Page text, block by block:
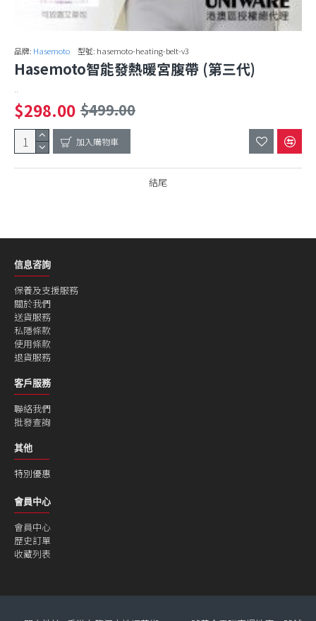
品牌: Hasemoto 型號: hasemoto-heating-belt-v3
Hasemoto智能發熱暖宮腹帶 (第三代)
..
$298.00 $499.00
加入購物車
結尾
信息咨詢
保養及支援服務
關於我們
送貨服務
私隱條款
使用條款
退貨服務
客戶服務
聯絡我們
批發查詢
其他
特別優惠
會員中心
會員中心
歷史訂單
收藏列表